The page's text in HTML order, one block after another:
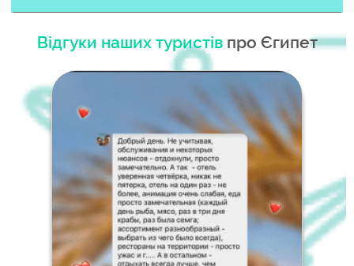
Відгуки наших туристівпро Єгипет